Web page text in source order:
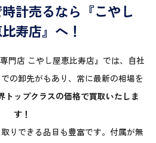
計売るなら『こやし
寿店』へ！
門店 こやし屋恵比寿店』では、自社
の卸先がもあり、常に最新の相場を
トップクラスの価格で買取いたしま
す！
りできる品目も豊富です。付属が無